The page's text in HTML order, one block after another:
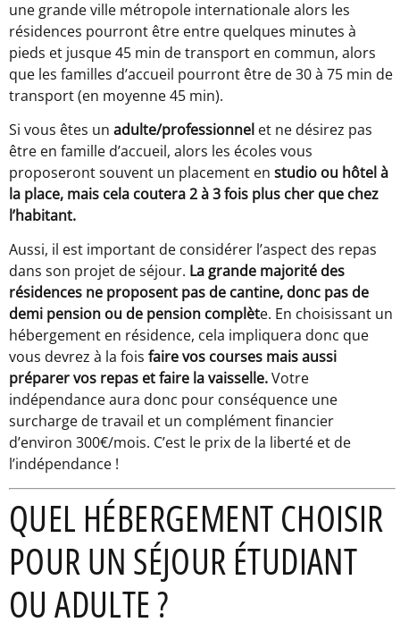
une grande ville métropole internationale alors les
résidences pourront être entre quelques minutes à
pieds et jusque 45 min de transport en commun, alors
que les familles d’accueil pourront être de 30 à 75 min de
transport (en moyenne 45 min).
Si vous êtes un adulte/professionnel et ne désirez pas
être en famille d’accueil, alors les écoles vous
proposeront souvent un placement en studio ou hôtel à
la place, mais cela coutera 2 à 3 fois plus cher que chez
l’habitant.
Aussi, il est important de considérer l’aspect des repas
dans son projet de séjour. La grande majorité des
résidences ne proposent pas de cantine, donc pas de
demi pension ou de pension complète. En choisissant un
hébergement en résidence, cela impliquera donc que
vous devrez à la fois faire vos courses mais aussi
préparer vos repas et faire la vaisselle.Votre
indépendance aura donc pour conséquence une
surcharge de travail et un complément financier
d’environ 300€/mois. C’est le prix de la liberté et de
l’indépendance !
QUEL HÉBERGEMENT CHOISIR
POUR UN SÉJOUR ÉTUDIANT
OU ADULTE ?